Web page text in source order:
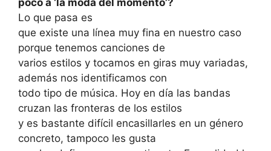
Lo que pasa es
que existe una línea muy fina en nuestro caso
porque tenemos canciones de
varios estilos y tocamos en giras muy variadas,
además nos identificamos con
todo tipo de música. Hoy en día las bandas
cruzan las fronteras de los estilos
y es bastante difícil encasillarles en un género
concreto, tampoco les gusta